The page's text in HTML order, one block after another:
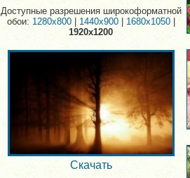
Доступные разрешения широкоформатной
обои: 1280x800 1440x900| 1680x1050
1920x1200
Скачать